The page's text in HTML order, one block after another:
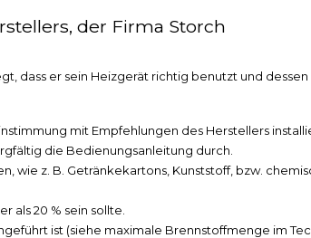
der Firma Storch
dass er sein Heizgerät richtig benutzt und
mit Empfehlungen des Herstellers
die Bedienungsanleitung durch.
wie z. B. Getränkekartons, Kunststoff, bzw.
als 20 % sein sollte.
ist (siehe maximale Brennstoffmenge im